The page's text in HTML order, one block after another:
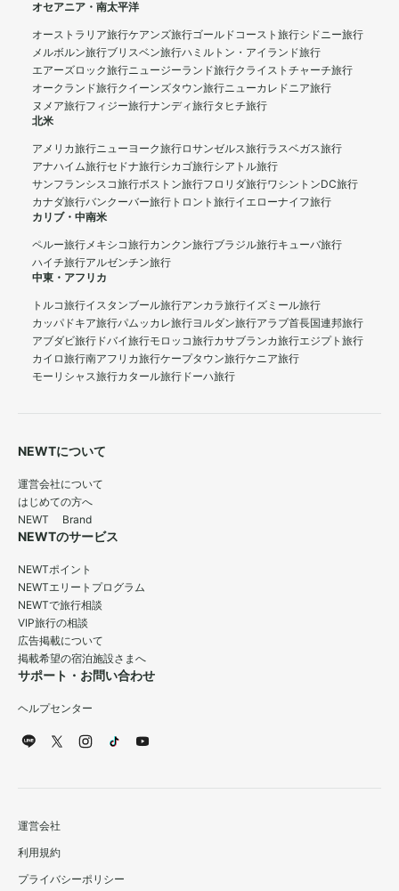
オセアニア・南太平洋
オーストラリア旅行ケアンズ旅行ゴールドコースト旅行シドニー旅行
メルボルン旅行ブリスベン旅行ハミルトン・アイランド旅行
エアーズロック旅行ニュージーランド旅行クライストチャーチ旅行
オークランド旅行クイーンズタウン旅行ニューカレドニア旅行
ヌメア旅行フィジー旅行ナンディ旅行タヒチ旅行
北米
アメリカ旅行ニューヨーク旅行ロサンゼルス旅行ラスベガス旅行
アナハイム旅行セドナ旅行シカゴ旅行シアトル旅行
サンフランシスコ旅行ボストン旅行フロリダ旅行ワシントンDC旅行
カナダ旅行バンクーバー旅行 トロント旅行イエローナイフ旅行
カリブ・中南米
ペルー旅行メキシコ旅行カンクン旅行ブラジル旅行キューバ旅行
ハイチ旅行アルゼンチン旅行
中東・アフリカ
トルコ旅行イスタンブール旅行アンカラ旅行イズミール旅行
カッパドキア旅行パムッカレ旅行ヨルダン旅行アラブ首長国連邦旅行
アブダビ旅行 ドバイ旅行モロッコ旅行カサブランカ旅行エジプト旅行
カイロ旅行南アフリカ旅行ケープタウン旅行ケニア旅行
モーリシャス旅行カタール旅行 ドーハ旅行
NEWTについて
運営会社について
はじめての方へ
NEWT Brand
NEWTのサービス
NEWTポイント
NEWTエリートプログラム
NEWTで旅行相談
VIP旅行の相談
広告掲載について
掲載希望の宿泊施設さまへ
サポート・お問い合わせ
ヘルプセンター
運営会社
利用規約
プライバシーポリシー